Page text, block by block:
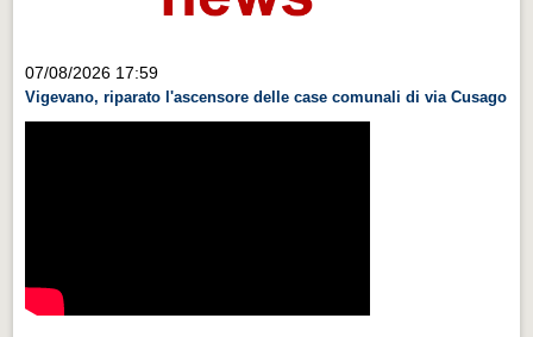
Territorio
Territorio
CHI SIAMO
07/08/2026 17:59
Vigevano, riparato l'ascensore delle case comunali di via Cusago